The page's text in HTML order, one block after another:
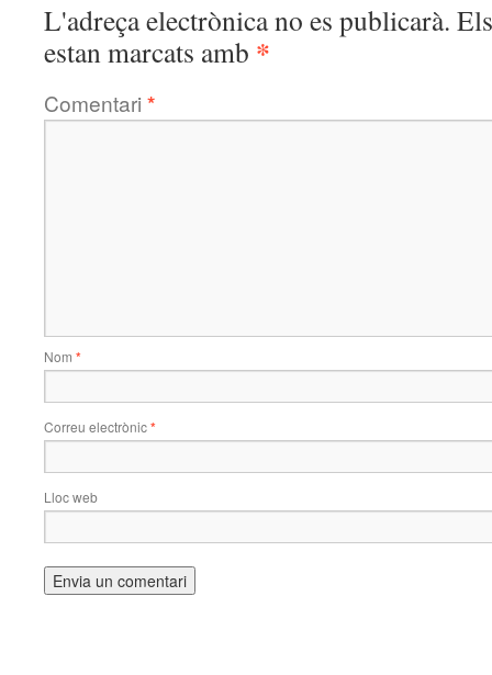
L'adreça electrònica no es publicarà.
estan marcats amb *
Comentari *
Nom *
Correu electrònic*
Lloc web